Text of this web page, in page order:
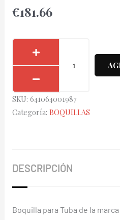
€181.66
24W
cantidad
SKU: 641064001987
Categoría: BOQUILLAS
DESCRIPCIÓN
Boquilla para Tuba de la